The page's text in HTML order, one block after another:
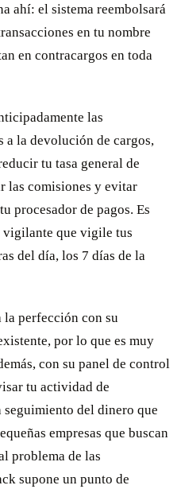
ahí: el sistema reembolsará
en tu nombre
en contracargos en toda
las
a la devolución de cargos,
tu tasa general de
las comisiones y evitar
procesador de pagos. Es
vigilante que vigile tus
del día, los 7 días de la
la perfección con su
por lo que es muy
con su panel de control
tu actividad de
del dinero que
empresas que buscan
problema de las
supone un punto de